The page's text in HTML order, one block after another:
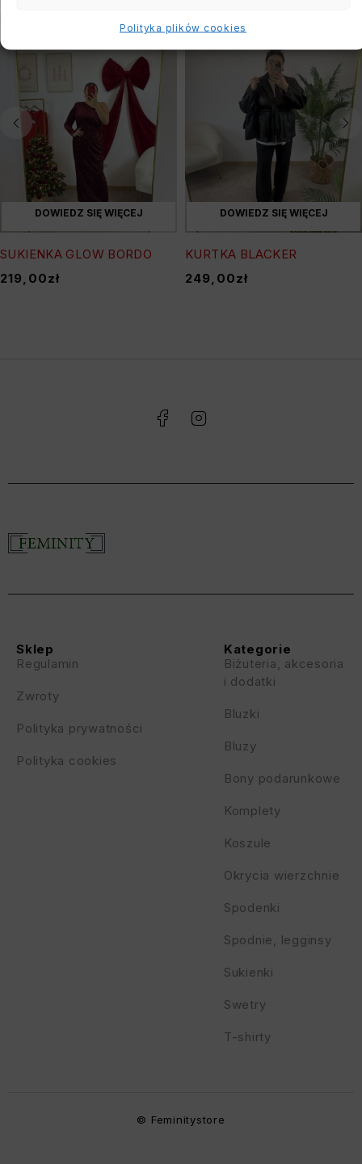
Polityka plików cookies
DOWIEDZ SIĘ WIĘCEJ
SUKIENKA GLOW BORDO
219,00zł
WYPRZEDANE
DOWIEDZ SIĘ WIĘCEJ
KURTKA BLACKER
249,00zł
Kategorie
Biżuteria, akcesoria
i dodatki
Bluzki
Bluzy
Bony podarunkowe
Komplety
Koszule
Okrycia wierzchnie
Spodenki
Spodnie, legginsy
Sukienki
Swetry
T-shirty
Sklep
Regulamin
Zwroty
Polityka prywatności
Polityka cookies
© Feminitystore